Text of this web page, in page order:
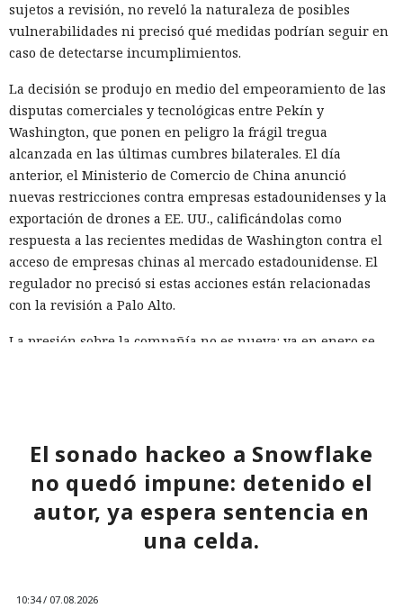
sujetos a revisión, no reveló la naturaleza de posibles
vulnerabilidades ni precisó qué medidas podrían seguir en
caso de detectarse incumplimientos.
La decisión se produjo en medio del empeoramiento de las
disputas comerciales y tecnológicas entre Pekín y
Washington, que ponen en peligro la frágil tregua
alcanzada en las últimas cumbres bilaterales. El día
anterior, el Ministerio de Comercio de China anunció
nuevas restricciones contra empresas estadounidenses y la
exportación de drones a EE. UU., calificándolas como
respuesta a las recientes medidas de Washington contra el
acceso de empresas chinas al mercado estadounidense. El
regulador no precisó si estas acciones están relacionadas
con la revisión a Palo Alto.
La presión sobre la compañía no es nueva: ya en enero se
por cierto, se especializa en protección de redes y en la
nube, y tiene oficinas en Pekín, Shanghái, Cantón,
Shenzhen y Macao.
Un escenario similar ya se desarrolló con el fabricante de
chips de memoria Micron Technology. En 2023, la
los productos de la compañía no superaron la revisión y
El sonado hackeo a Snowflake
no quedó impune: detenido el
autor, ya espera sentencia en
una celda.
10:34 / 07.08.2026